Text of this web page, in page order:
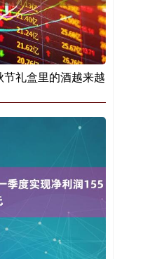
礼盒里的酒越来越